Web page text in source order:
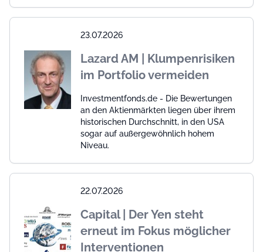
23.07.2026
Lazard AM | Klumpenrisiken
im Portfolio vermeiden
Investmentfonds.de - Die Bewertungen
an den Aktienmärkten liegen über ihrem
historischen Durchschnitt, in den USA
sogar auf außergewöhnlich hohem
Niveau.
22.07.2026
Capital | Der Yen steht
erneut im Fokus möglicher
Interventionen